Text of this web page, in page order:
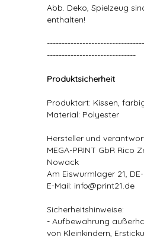
Abb. Deko, Spielzeug
enthalten!
------------------------------
Produktsicherheit
Produktart: Kissen,
Material: Polyester
Hersteller und
MEGA-PRINT GbR Rico
Nowack
Am Eiswurmlager 21,
E-Mail: info@print21.de
Sicherheitshinweise:
- Aufbewahrung
von Kleinkindern,